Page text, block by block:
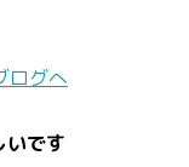
いです